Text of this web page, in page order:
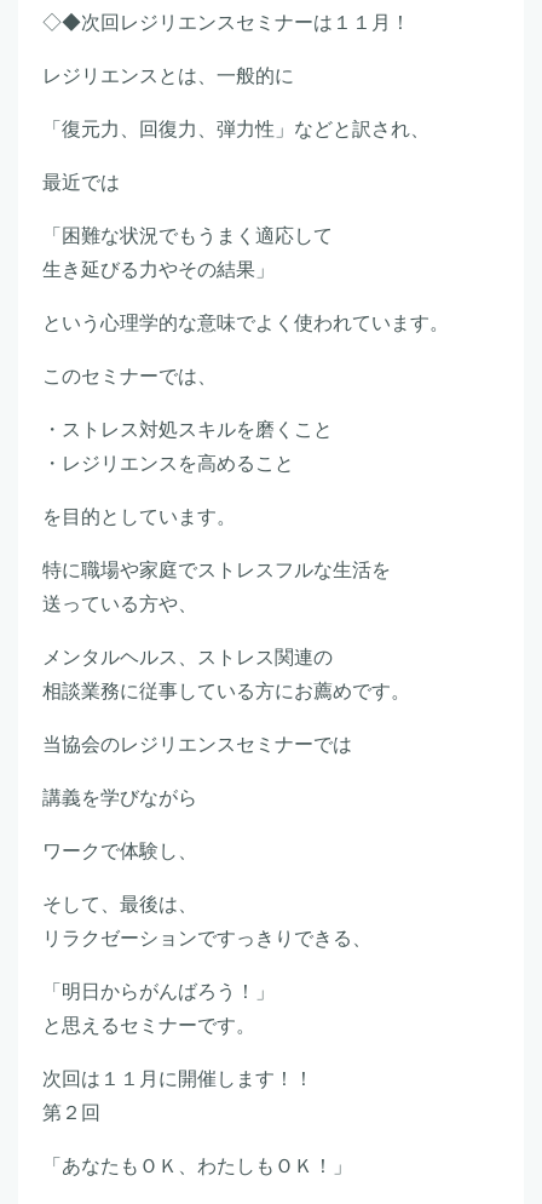
◇◆次回レジリエンスセミナーは１１月！
レジリエンスとは、一般的に
「復元力、回復力、弾力性」などと訳され、
最近では
「困難な状況でもうまく適応して
生き延びる力やその結果」
という心理学的な意味でよく使われています。
このセミナーでは、
・ストレス対処スキルを磨くこと
・レジリエンスを高めること
を目的としています。
特に職場や家庭でストレスフルな生活を
送っている方や、
メンタルヘルス、ストレス関連の
相談業務に従事している方にお薦めです。
当協会のレジリエンスセミナーでは
講義を学びながら
ワークで体験し、
そして、最後は、
リラクゼーションですっきりできる、
「明日からがんばろう！」
と思えるセミナーです。
次回は１１月に開催します！！
第２回
「あなたもＯＫ、わたしもＯＫ！」